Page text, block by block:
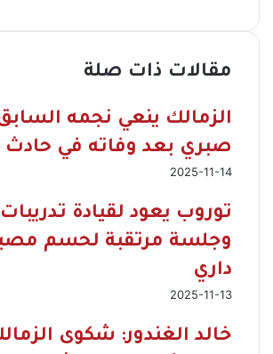
مقالات ذات صلة
الزمالك ينعي نجمه
صبري بعد وفاته في
2025-11-14
توروب يعود لقيادة
وجلسة مرتقبة لحسم
داري
2025-11-13
خالد الغندور: شكوى